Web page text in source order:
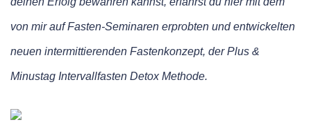
von mir auf Fasten-Seminaren erprobten und entwickelten
neuen intermittierenden Fastenkonzept, der Plus &
Minustag Intervallfasten Detox Methode.